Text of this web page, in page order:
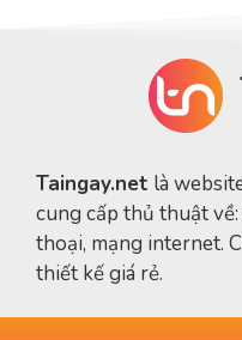
Taingay.net là
cung cấp thủ thuật
thoại, mạng internet.
thiết kế giá rẻ.